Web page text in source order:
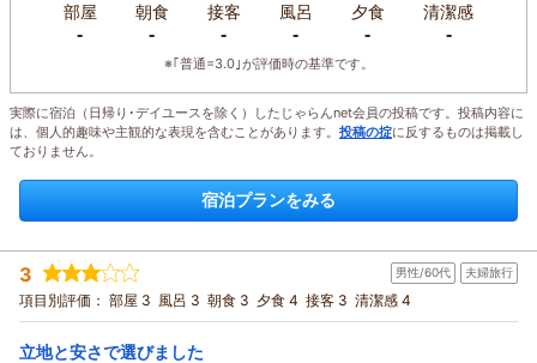
部屋
-
朝食
-
接客
-
風呂
-
夕食
-
清潔感
-
※｢普通=3.0｣が評価時の基準です。
実際に宿泊（日帰り･デイユースを除く）したじゃらんnet会員の投稿です。投稿内容に
は、個人的趣味や主観的な表現を含むことがあります。 投稿の掟に反するものは掲載し
ておりません。
宿泊プランをみる
3 男性/60代 夫婦旅行
項目別評価： 部屋 3 風呂 3 朝食 3 夕食 4 接客 3 清潔感 4
立地と安さで選びました